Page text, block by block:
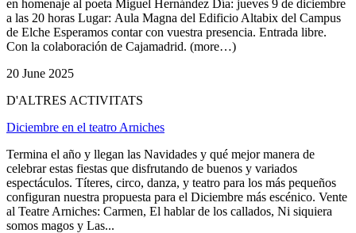
en homenaje al poeta Miguel Hernández Día: jueves 9 de diciembre
a las 20 horas Lugar: Aula Magna del Edificio Altabix del Campus
de Elche Esperamos contar con vuestra presencia. Entrada libre.
Con la colaboración de Cajamadrid. (more…)
20 June 2025
D'ALTRES ACTIVITATS
Diciembre en el teatro Arniches
Termina el año y llegan las Navidades y qué mejor manera de
celebrar estas fiestas que disfrutando de buenos y variados
espectáculos. Títeres, circo, danza, y teatro para los más pequeños
configuran nuestra propuesta para el Diciembre más escénico. Vente
al Teatre Arniches: Carmen, El hablar de los callados, Ni siquiera
somos magos y Las...